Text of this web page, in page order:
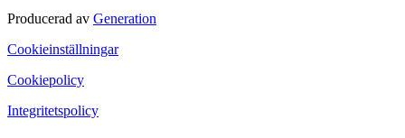
Producerad av Generation
Cookieinställningar
Cookiepolicy
Integritetspolicy